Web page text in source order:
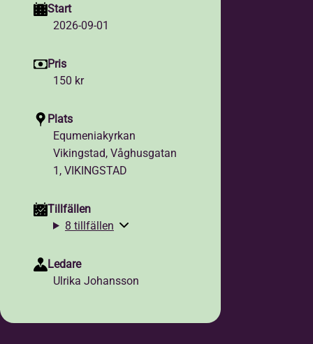
Start
2026-09-01
Pris
150 kr
Plats
Equmeniakyrkan
Vikingstad, Våghusgatan
1, VIKINGSTAD
Tillfällen
8 tillfällen
Ledare
Ulrika Johansson